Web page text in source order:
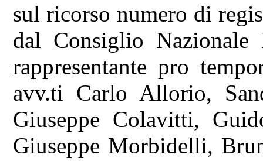
sul ricorso numero di
dal Consiglio Nazionale
rappresentante pro
avv.ti Carlo Allorio,
Giuseppe Colavitti,
Giuseppe Morbidelli,